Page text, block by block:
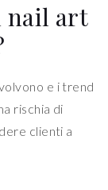
nail art
e i trend
rischia di
clienti a